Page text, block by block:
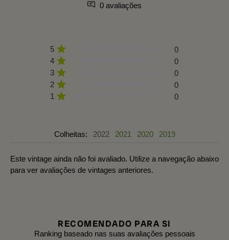
0 avaliações
5
0
4
0
3
0
2
0
1
0
Colheitas: 2022 2021 2020 2019
Este vintage ainda não foi avaliado. Utilize a navegação abaixo
para ver avaliações de vintages anteriores.
RECOMENDADO PARA SI
Ranking baseado nas suas avaliações pessoais